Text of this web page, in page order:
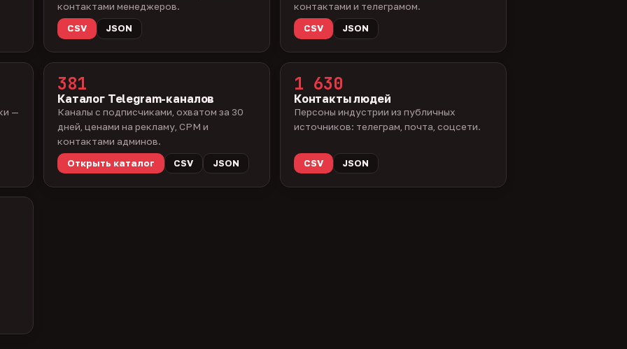
контактами менеджеров.
CSV
JSON
контактами и телеграмом.
CSV
JSON
—
381
Каталог Telegram-каналов
Каналы с подписчиками, охватом за 30
дней, ценами на рекламу, CPM и
контактами админов.
Открыть каталог
CSV JSON
1 630
Контакты людей
Персоны индустрии из публичных
источников: телеграм, почта, соцсети.
CSV JSON